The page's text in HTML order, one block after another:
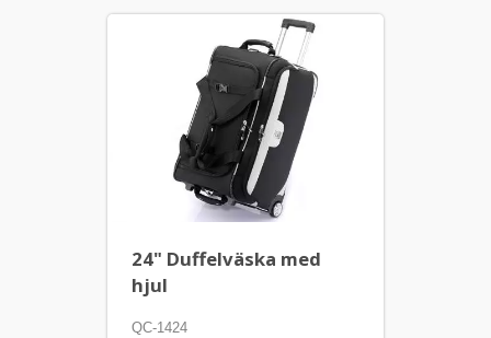
24" Duffelväska med
hjul
QC-1424